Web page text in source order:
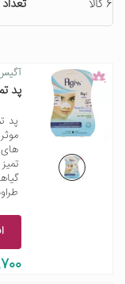
6 کالا
پد
پد